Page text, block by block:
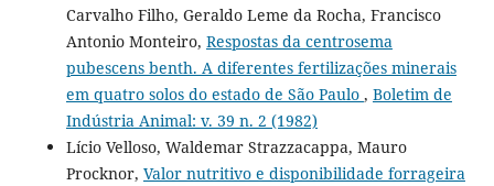
Carvalho Filho, Geraldo Leme da Rocha, Francisco
Antonio Monteiro, Respostas da centrosema
pubescens benth. A diferentes fertilizações minerais
em quatro solos do estado de São Paulo , Boletim de
Indústria Animal: v. 39 n. 2 (1982)
Lício Velloso, Waldemar Strazzacappa, Mauro
Procknor, Valor nutritivo e disponibilidade forrageira